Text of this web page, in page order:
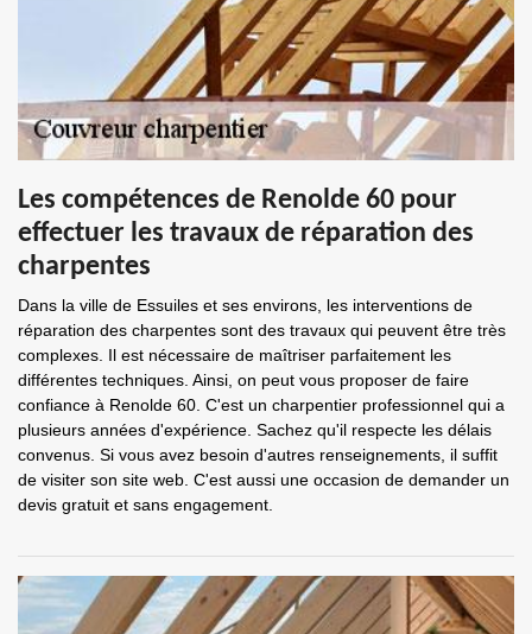
Les compétences de Renolde 60 pour
effectuer les travaux de réparation des
charpentes
Dans la ville de Essuiles et ses environs, les interventions de
réparation des charpentes sont des travaux qui peuvent être très
complexes. Il est nécessaire de maîtriser parfaitement les
différentes techniques. Ainsi, on peut vous proposer de faire
confiance à Renolde 60. C'est un charpentier professionnel qui a
plusieurs années d'expérience. Sachez qu'il respecte les délais
convenus. Si vous avez besoin d'autres renseignements, il suffit
de visiter son site web. C'est aussi une occasion de demander un
devis gratuit et sans engagement.